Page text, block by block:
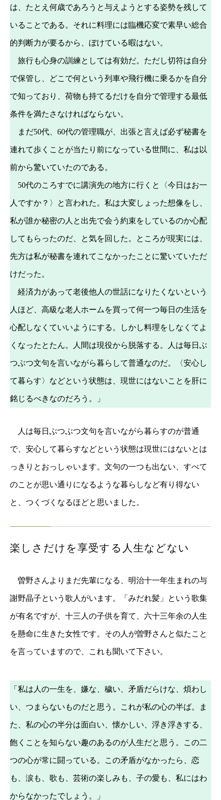
は、たとえ何歳であろうと与えようとする姿勢を残して
いることである。それに料理には臨機応変で素早い総合
的判断力が要るから、ぼけている暇はない。
旅行も心身の訓練としては有効だ。ただし切符は自分
で保管し、どこで何という列車や飛行機に乗るかを自分
で知っており、荷物も持てるだけを自分で管理する最低
条件を満たさなければならない。
まだ50代、60代の管理職が、出張と言えば必ず秘書を
連れて歩くことが当たり前になっている世間に、私は以
前から驚いていたのである。
50代のころすでに講演先の地方に行くと〈今日はお一
人ですか？〉と言われた。私は大変しょった想像をし、
私が誰か秘密の人と出先で会う約束をしているのか心配
してもらったのだ、と気を回した。ところが現実には、
先方は私が秘書を連れてこなかったことに驚いていただ
けだった。
経済力があって老後他人の世話になりたくないという
人ほど、高級な老人ホームを買って何一つ毎日の生活を
心配しなくていいようにする。しかし料理をしなくてよ
くなったとたん。人間は現役から脱落する。人は毎日ぶ
つぶつ文句を言いながら暮らして普通なのだ。〈安心し
て暮らす〉などという状態は、現世にはないことを肝に
銘じるべきなのだろう。」
人は毎日ぶつぶつ文句を言いながら暮らすのが普通
で、安心して暮らすなどという状態は現世にはないとは
っきりとおっしゃいます。文句の一つも出ない、すべて
のことが思い通りになるような暮らしなど有り得ない
と、つくづくなるほどと思いました。
楽しさだけを享受する人生などない
曽野さんよりまだ先輩になる、明治十一年生まれの与
謝野晶子という歌人がいます。「みだれ髪」という歌集
が有名ですが、十三人の子供を育て、六十三年余の人生
を懸命に生きた女性です。その人が曽野さんと似たこと
を言っていますので、これも聞いて下さい。
「私は人の一生を、嫌な、穢い、矛盾だらけな、煩わし
い、つまらないものだと思う。これが私の心の半ば。ま
た、私の心の半分は面白い、懐かしい、浮き浮きする、
飽くことを知らない趣のあるのが人生だと思う。この二
つの心が常に闘っている。この矛盾がなかったら、恋
も、涙も、歌も、芸術の楽しみも、子の愛も、私にはわ
からなかったでしょう。」